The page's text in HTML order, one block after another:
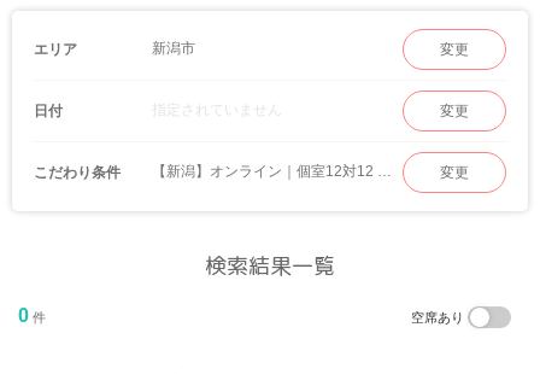
エリア 新潟市 変更
日付 指定されていません 変更
こだわり条件 【新潟】オンライン｜個室12対12 婚活パーティー 変更
検索結果一覧
0 件 空席あり